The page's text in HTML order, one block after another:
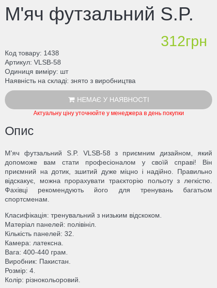
М'яч футзальний S.P.
312грн
Код товару 1438
Артикул VLSB-58
Одиниця виміру шт
Наявність на складі знято з виробництва
НЕМАЄ У НАЯВНОСТІ
Актуальну ціну уточнюйте у менеджера в день покупки
Опис
М'яч футзальний S.P. VLSB-58 з приємним дизайном, який
допоможе вам стати професіоналом у своїй справі! Він
приємний на дотик, зшитий дуже міцно і надійно. Правильно
відскакує, можна прорахувати траєкторію польоту з легкістю.
Фахівці рекомендують його для тренувань багатьом
спортсменам.
Класифікація: тренувальний з низьким відскоком.
Матеріал панелей: полівініл.
Кількість панелей: 32.
Камера: латексна.
Вага: 400-440 грам.
Виробник: Пакистан.
Розмір: 4.
Колір: різнокольоровий.